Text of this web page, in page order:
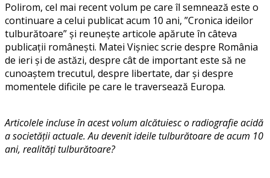
Polirom, cel mai recent volum pe care îl semnează este o
continuare a celui publicat acum 10 ani, ”Cronica ideilor
tulburătoare” și reunește articole apărute în câteva
publicații românești. Matei Vișniec scrie despre România
de ieri și de astăzi, despre cât de important este să ne
cunoaștem trecutul, despre libertate, dar și despre
momentele dificile pe care le traversează Europa.
Articolele incluse în acest volum alcătuiesc o radiografie acidă
a societății actuale. Au devenit ideile tulburătoare de acum 10
ani, realități tulburătoare?